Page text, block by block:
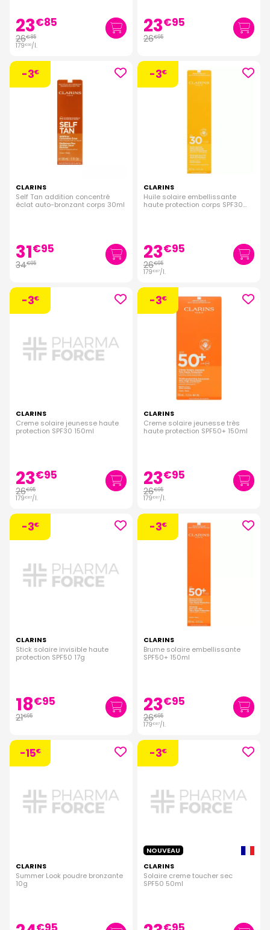
23€85
26€85
179€00/l.
23€95
26€95
-3€
CLARINS
Self Tan addition concentré
éclat auto-bronzant corps 30ml
31€95
34€95
-3€
CLARINS
Huile solaire embellissante
haute protection corps SPF30
23€95
26€95
179€67/l.
-3€
CLARINS
Creme solaire jeunesse haute
protection SPF30 150ml
23€95
26€95
179€67/l.
-3€
CLARINS
Creme solaire jeunesse très
haute protection SPF50+ 150ml
23€95
26€95
179€67/l.
-3€
CLARINS
Stick solaire invisible haute
protection SPF50 17g
18€95
21€95
-3€
CLARINS
Brume solaire embellissante
SPF50+ 150ml
23€95
26€95
179€67/l.
-15€
CLARINS
Summer Look poudre bronzante
10g
-3€
NOUVEAU
CLARINS
Solaire creme toucher sec
SPF50 50ml